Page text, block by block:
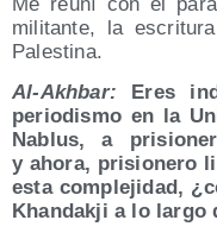
mili­tan­te, la
Palestina.
Al-Akh­bar: Eres
perio­dis­mo en la
Nablus, a
y aho­ra, pri­sio­ne­ro
esta com­ple­ji­dad,
Khan­dak­ji a lo lar­go